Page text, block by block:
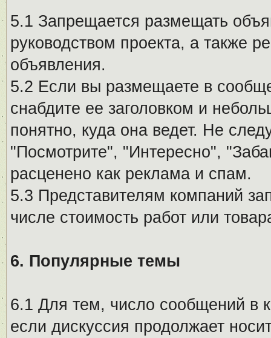
5.1 Запрещается размещать
руководством проекта, а также
объявления.
5.2 Если вы размещаете в
снабдите ее заголовком и
понятно, куда она ведет. Не
"Посмотрите", "Интересно",
расценено как реклама и спам.
5.3 Представителям компаний
числе стоимость работ или
6. Популярные темы
6.1 Для тем, число сообщений в
если дискуссия продолжает